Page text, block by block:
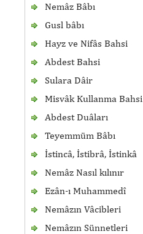
Nemâz Bâbı
Gusl bâbı
Hayz ve Nifâs Bahsi
Abdest Bahsi
Sulara Dâir
Misvâk Kullanma Bahsi
Abdest Duâları
Teyemmüm Bâbı
İstincâ, İstibrâ, İstinkâ
Nemâz Nasıl kılınır
Ezân-ı Muhammedî
Nemâzın Vâcibleri
Nemâzın Sünnetleri